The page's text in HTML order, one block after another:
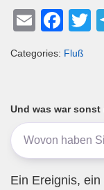
E
ail
F
c
b
o
o
k
T
Categories: Fluß
Und was war sonst
Ein Ereignis,